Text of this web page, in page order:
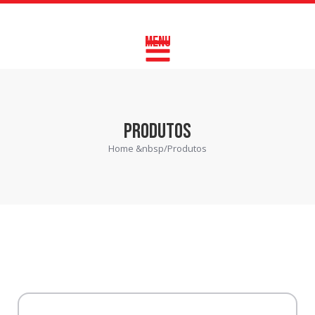
MENU
PRODUTOS
Home &nbsp/Produtos